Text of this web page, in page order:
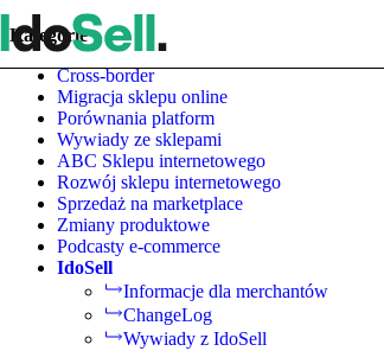
Kategorie
Cross-border
Migracja sklepu online
Porównania platform
Wywiady ze sklepami
ABC Sklepu internetowego
Rozwój sklepu internetowego
Sprzedaż na marketplace
Zmiany produktowe
Podcasty e-commerce
IdoSell
Informacje dla merchantów
ChangeLog
Wywiady z IdoSell